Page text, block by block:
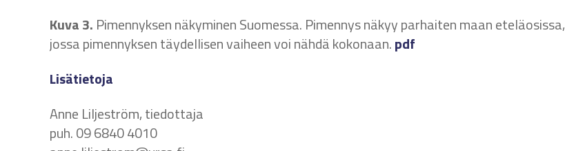
Kuva 3. Pimennyksen näkyminen Suomessa. Pimennys näkyy parhaiten maan eteläosissa,
jossa pimennyksen täydellisen vaiheen voi nähdä kokonaan.pdf
Lisätietoja
Anne Liljeström, tiedottaja
puh. 09 6840 4010